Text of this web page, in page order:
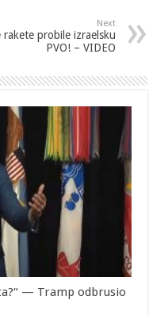
Next
rakete probile izraelsku
PVO! – VIDEO
— Tramp odbrusio